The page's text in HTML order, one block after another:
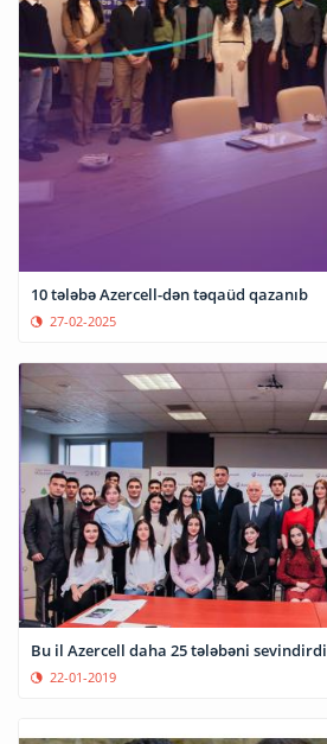
10 tələbə Azercell-dən təqaüd qazanıb
27-02-2025
Bu il Azercell daha 25 tələbəni sevindirdi
22-01-2019